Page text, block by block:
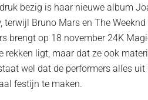
bezig is haar nieuwe album
terwijl Bruno Mars en The
brengt op 18 november 24K
rekken ligt, maar dat ze ook
wel dat de performers alles
festijn te maken.